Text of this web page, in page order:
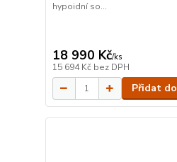
hypoidní so...
18 990 Kč/ks
15 694 Kč bez DPH
Přidat